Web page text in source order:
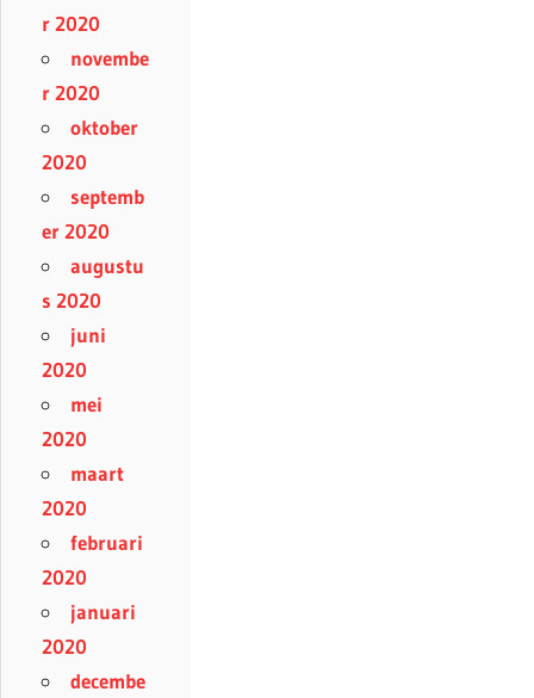
r 2020
novembe
r 2020
oktober
2020
septemb
er 2020
augustu
s 2020
juni
2020
mei
2020
maart
2020
februari
2020
januari
2020
decembe